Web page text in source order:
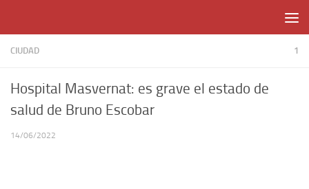
CIUDAD 1
Hospital Masvernat: es grave el estado de
salud de Bruno Escobar
14/06/2022